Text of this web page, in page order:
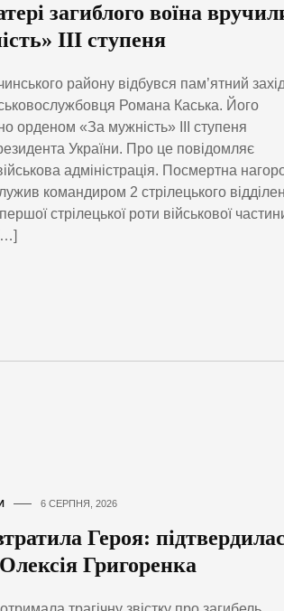
загиблого воїна
ІІІ ступеня
району відбувся пам’ятний
Романа Каська. Його
орденом «За мужність» ІІІ ступеня
України. Про це повідомляє
адміністрація. Посмертна
командиром 2 стрілецького
стрілецької роти військової
6 СЕРПНЯ, 2026
Героя:
Григоренка